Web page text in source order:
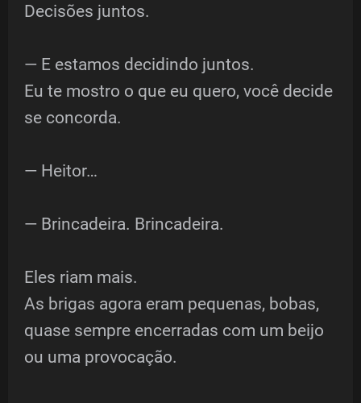
Decisões juntos.
— E estamos decidindo juntos.
Eu te mostro o que eu quero, você decide
se concorda.
— Heitor…
— Brincadeira. Brincadeira.
Eles riam mais.
As brigas agora eram pequenas, bobas,
quase sempre encerradas com um beijo
ou uma provocação.